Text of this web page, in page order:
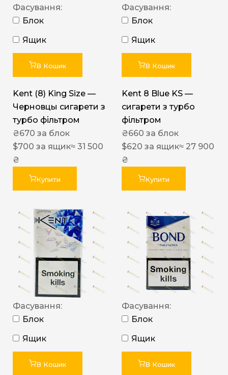
Фасування:
Блок
Ящик
В Кошик
Kent (8) King Size —
Черновцы сигарети з
турбо фільтром
₴670 за блок
$700 за ящик≈ 31 500
₴
Купити
Фасування:
Блок
Ящик
В Кошик
Kent 8 Blue KS —
сигарети з турбо
фільтром
₴660 за блок
$620 за ящик≈ 27 900
₴
Купити
Фасування:
Блок
Ящик
В Кошик
Фасування:
Блок
Ящик
В Кошик